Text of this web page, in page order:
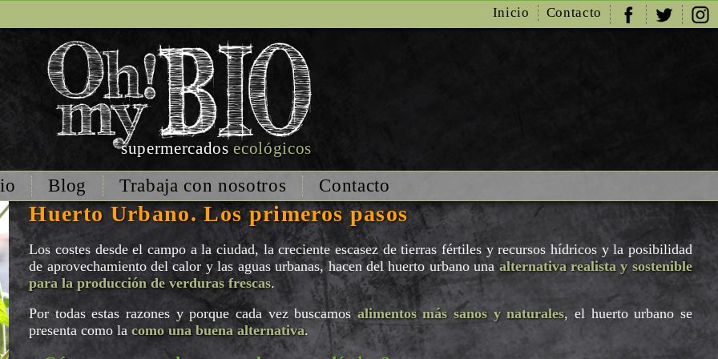
Inicio Contacto
supermercadosecológicos
Blog Trabaja con nosotros Contacto
Huerto Urbano. Los primeros pasos
Los costes desde el campo a la ciudad, la creciente escasez de tierras fértiles y recursos hídricos y la posibilidad
de aprovechamiento del calor y las aguas urbanas, hacen del huerto urbano una alternativa realista y sostenible
para la producción de verduras frescas.
Por todas estas razones y porque cada vez buscamosalimentos más sanos y naturales, el huerto urbano se
presenta como lacomo una buena alternativa.